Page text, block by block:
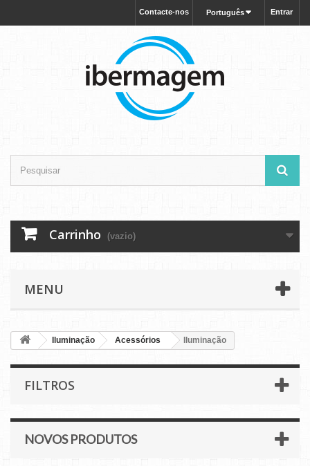
Entrar
Português
Contacte-nos
Carrinho (vazio)
MENU
Iluminação Acessórios Iluminação
FILTROS
NOVOS PRODUTOS